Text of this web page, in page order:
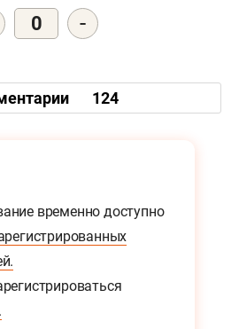
0 -
124
временно доступно